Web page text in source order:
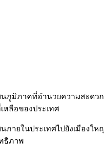
ภูมิภาคที่อำนวยความสะด
หลือของประเทศ
ายในประเทศไปยังเมือง
ธิภาพ